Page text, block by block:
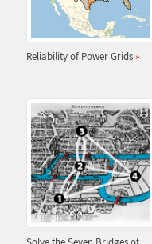
Reliability of Power Grids »